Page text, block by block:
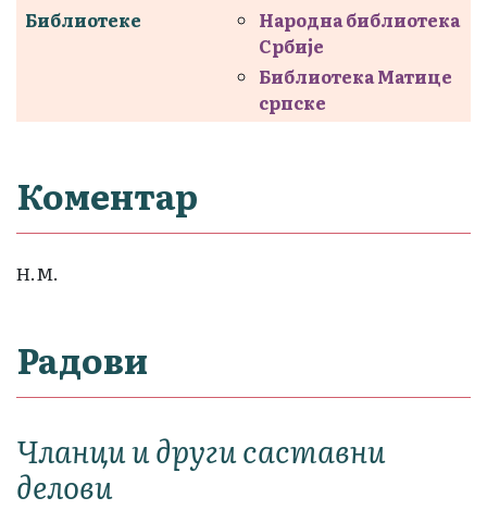
Библиотеке
Народна библиотека
Србије
Библиотека Матице
српске
Коментар
Н.М.
Радови
Чланци и други саставни
делови